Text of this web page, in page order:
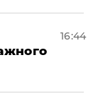
16:44